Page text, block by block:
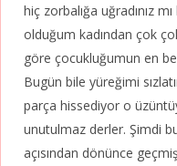
hiç zorbalığa uğradınız
olduğum kadından çok
göre çocukluğumun en
Bugün bile yüreğimi
parça hissediyor o
unutulmaz derler. Şimdi
açısından dönünce